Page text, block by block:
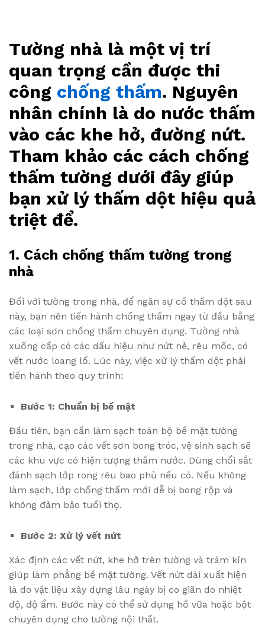
Tường nhà là một vị trí
quan trọng cần được thi
công chống thấm. Nguyên
nhân chính là do nước thấm
vào các khe hở, đường nứt.
Tham khảo các cách chống
thấm tường dưới đây giúp
bạn xử lý thấm dột hiệu quả
triệt để.
1. Cách chống thấm tường trong
nhà
Đối với tường trong nhà, để ngăn sự cố thấm dột sau
này, bạn nên tiến hành chống thấm ngay từ đầu bằng
các loại sơn chống thấm chuyên dụng. Tường nhà
xuống cấp có các dấu hiệu như nứt nẻ, rêu mốc, có
vết nước loang lổ. Lúc này, việc xử lý thấm dột phải
tiến hành theo quy trình:
Bước 1: Chuẩn bị bề mặt
Đầu tiên, bạn cần làm sạch toàn bộ bề mặt tường
trong nhà, cạo các vết sơn bong tróc, vệ sinh sạch sẽ
các khu vực có hiện tượng thấm nước. Dùng chổi sắt
đánh sạch lớp rong rêu bao phủ nếu có. Nếu không
làm sạch, lớp chống thấm mới dễ bị bong rộp và
không đảm bảo tuổi thọ.
Bước 2: Xử lý vết nứt
Xác định các vết nứt, khe hở trên tường và trám kín
giúp làm phẳng bề mặt tường. Vết nứt dài xuất hiện
là do vật liệu xây dựng lâu ngày bị co giãn do nhiệt
độ, độ ẩm. Bước này có thể sử dụng hồ vữa hoặc bột
chuyên dụng cho tường nội thất.